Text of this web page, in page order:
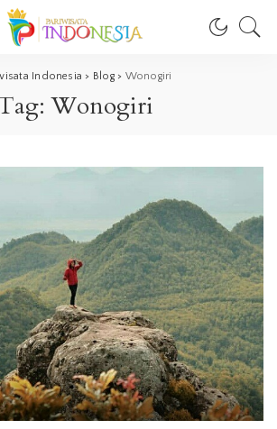
Indonesia > Blog> Wonogiri
Wonogiri